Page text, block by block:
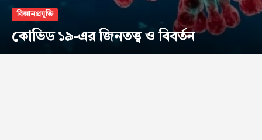
বিজ্ঞানপ্রযুক্তি
কোভিড ১৯-এর জিনতত্ত্ব ও বিবর্তন